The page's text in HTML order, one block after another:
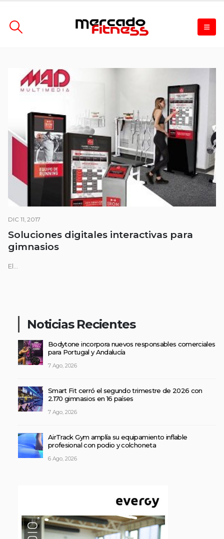
DIC 11, 2017
Soluciones digitales interactivas para
gimnasios
El...
Noticias Recientes
Bodytone incorpora nuevos responsables comerciales
para Portugal y Andalucía
7 Ago, 2026
Smart Fit cerró el segundo trimestre de 2026 con
2.170 gimnasios en 16 países
7 Ago, 2026
AirTrack Gym amplía su equipamiento inflable
profesional con podio y colchoneta
6 Ago, 2026